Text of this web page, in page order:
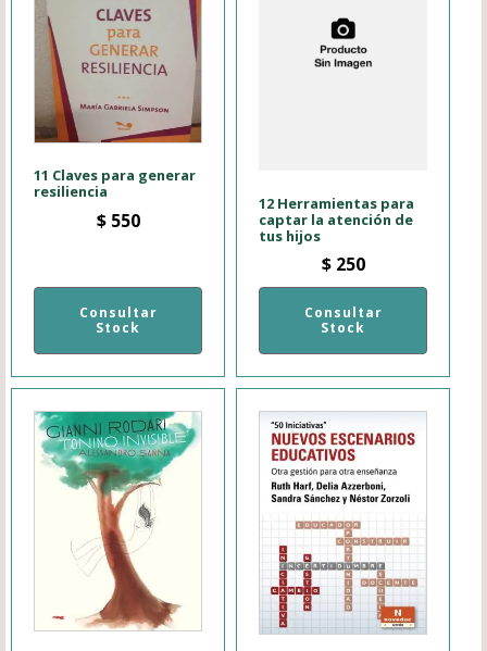
11 Claves para generar
resiliencia
$550
Consultar
Stock
12 Herramientas para
captar la atención de
tus hijos
$250
Consultar
Stock